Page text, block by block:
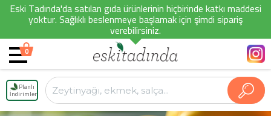
Eski Tadında'da satılan gıda ürünlerinin hiçbirinde katkı maddesi
yoktur. Sağlıklı beslenmeye başlamak için şimdi sipariş
verebilirsiniz.
0
Planlı
İndirimler